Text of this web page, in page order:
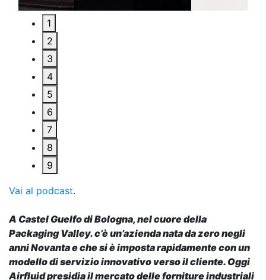
1
2
3
4
5
6
7
8
9
Vai al podcast.
A Castel Guelfo di Bologna, nel cuore della
Packaging Valley. c’è un’azienda nata da zero negli
anni Novanta e che si è imposta rapidamente con un
modello di servizio innovativo verso il cliente. Oggi
Airfluid presidia il mercato delle forniture industriali